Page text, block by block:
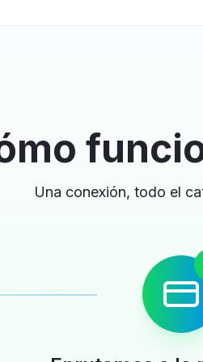
Una conexión, todo el